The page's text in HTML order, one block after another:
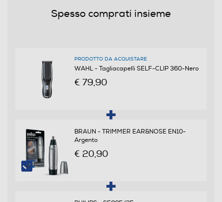
Funzione memoria di taglio
Materiale lama
Spesso comprati insieme
PRODOTTO DA ACQUISTARE
WAHL - Tagliacapelli SELF-CLIP 360-Nero
€ 79,90
BRAUN - TRIMMER EAR&NOSE EN10-
Argento
€ 20,90